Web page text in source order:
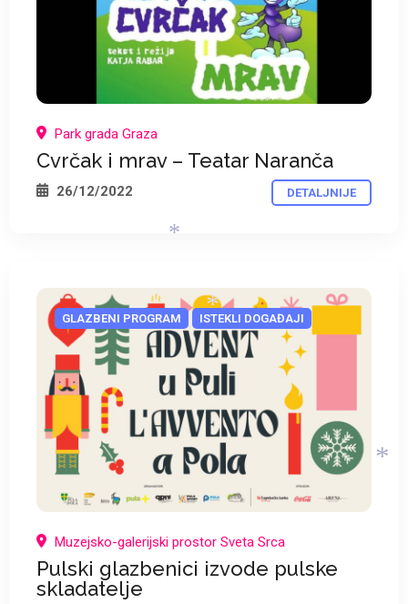
Park grada Graza
Cvrčak i mrav – Teatar Naranča
26/12/2022 DETALJNIJE
GLAZBENI PROGRAM ISTEKLI DOGAĐAJI
Muzejsko-galerijski prostor Sveta Srca
Pulski glazbenici izvode pulske
skladatelje
*
*
*